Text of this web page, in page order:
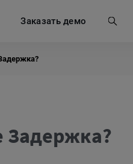
Заказать демо
Задержка?